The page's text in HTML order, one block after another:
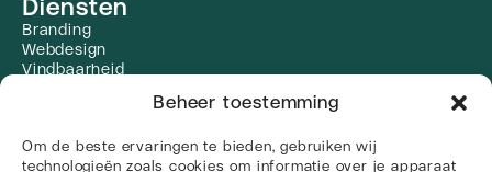
Beheer toestemming
Om de beste ervaringen te bieden, gebruiken wij
technologieën zoals cookies om informatie over je apparaat
Diensten
Branding
Webdesign
Vindbaarheid
Alle diensten